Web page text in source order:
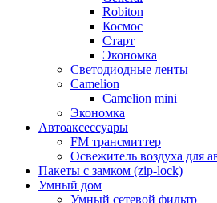
Robiton
Космос
Старт
Экономка
Светодиодные ленты
Camelion
Camelion mini
Экономка
Автоаксессуары
FM трансмиттер
Освежитель воздуха для
Пакеты с замком (zip-lock)
Умный дом
Умный сетевой фильтр